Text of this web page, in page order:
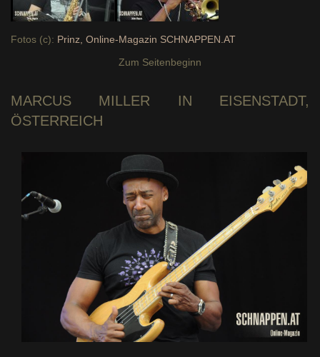
Fotos (c): Prinz, Online-Magazin SCHNAPPEN.AT
Zum Seitenbeginn
MARCUS MILLER IN EISENSTADT,
ÖSTERREICH